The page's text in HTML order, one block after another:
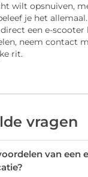
wilt opsnuiven,
je het
een e-scooter
neem contact
rit.
vragen
van een